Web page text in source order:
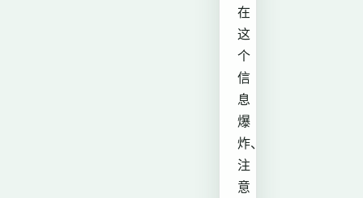
在
这
个
信
息
爆
炸、
注
意